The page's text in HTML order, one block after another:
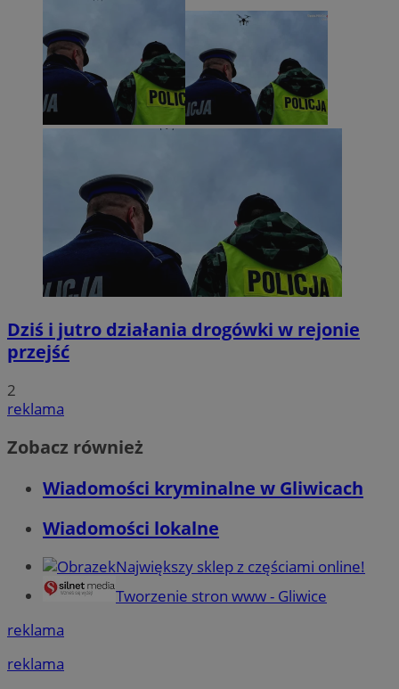
Dziś i jutro działania drogówki w rejonie
przejść
2
reklama
Zobacz również
Wiadomości kryminalne w Gliwicach
Wiadomości lokalne
Największy sklep z częściami online!
Tworzenie stron www - Gliwice
reklama
reklama